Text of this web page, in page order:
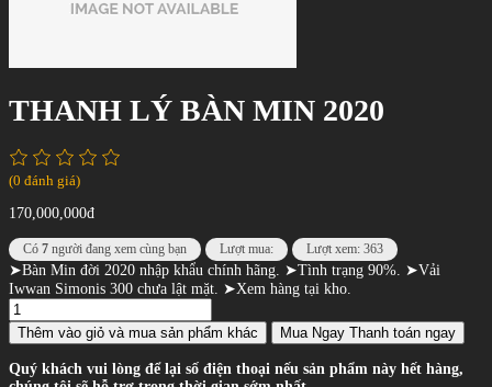
THANH LÝ BÀN MIN 2020
(0 đánh giá)
170,000,000đ
Có 7 người đang xem cùng bạn Lượt mua: Lượt xem: 363
➤Bàn Min đời 2020 nhập khẩu chính hãng. ➤Tình trạng 90%. ➤Vải
Iwwan Simonis 300 chưa lật mặt. ➤Xem hàng tại kho.
Thêm vào giỏ và mua sản phẩm khác Mua Ngay Thanh toán ngay
Quý khách vui lòng để lại số điện thoại nếu sản phẩm này hết hàng,